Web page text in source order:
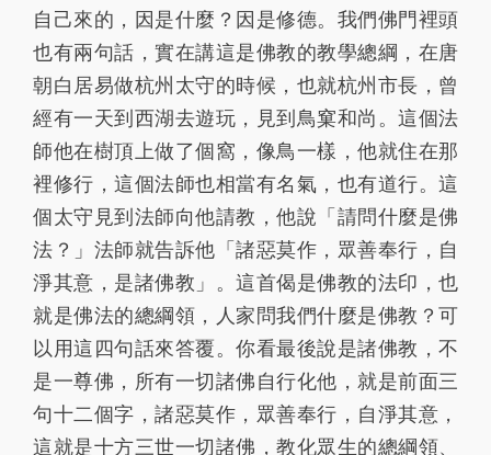
自己來的，因是什麼？因是修德。我們佛門裡頭
也有兩句話，實在講這是佛教的教學總綱，在唐
朝白居易做杭州太守的時候，也就杭州市長，曾
經有一天到西湖去遊玩，見到鳥窠和尚。這個法
師他在樹頂上做了個窩，像鳥一樣，他就住在那
裡修行，這個法師也相當有名氣，也有道行。這
個太守見到法師向他請教，他說「請問什麼是佛
法？」法師就告訴他「諸惡莫作，眾善奉行，自
淨其意，是諸佛教」。這首偈是佛教的法印，也
就是佛法的總綱領，人家問我們什麼是佛教？可
以用這四句話來答覆。你看最後說是諸佛教，不
是一尊佛，所有一切諸佛自行化他，就是前面三
句十二個字，諸惡莫作，眾善奉行，自淨其意，
這就是十方三世一切諸佛，教化眾生的總綱領、